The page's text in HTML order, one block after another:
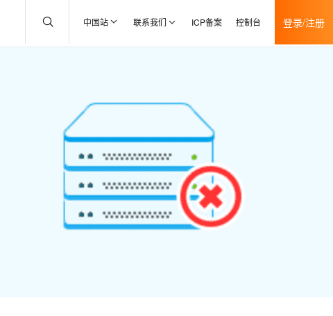
中国站 联系我们 ICP备案 控制台 登录/注册